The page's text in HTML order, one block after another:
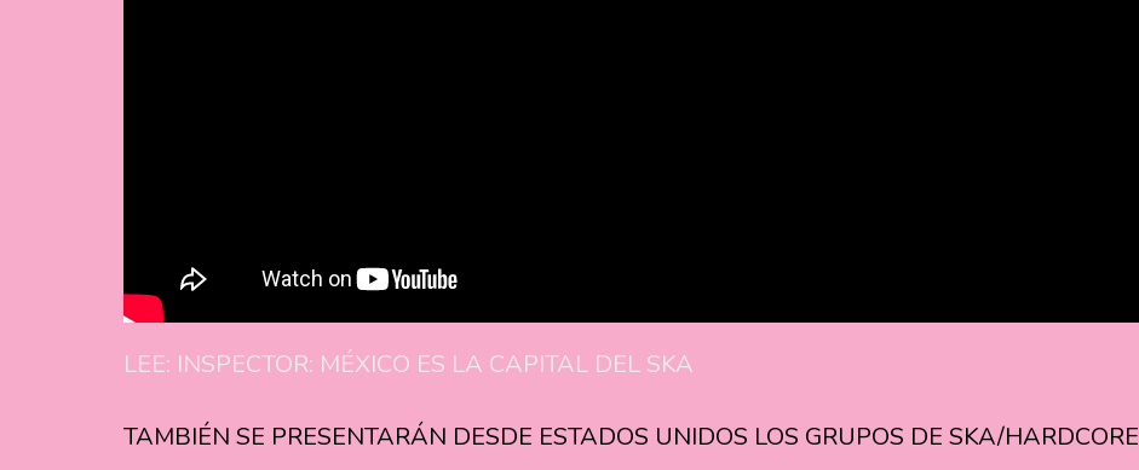
LEE: INSPECTOR: MÉXICO ES LA CAPITAL DEL SKA
TAMBIÉN SE PRESENTARÁN DESDE ESTADOS UNIDOS LOS GRUPOS DE SKA/HARDCORE